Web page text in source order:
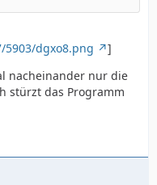
dgxo8.png
]
nacheinander nur die
stürzt das Programm